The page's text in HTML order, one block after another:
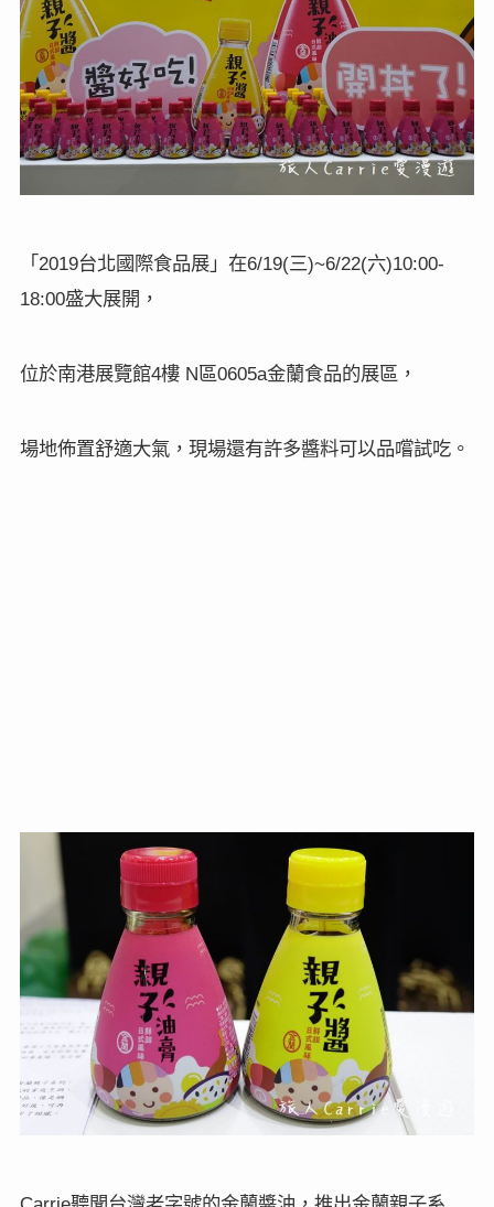
「2019台北國際食品展」在6/19(三)~6/22(六)10:00-
18:00盛大展開，
位於南港展覽館4樓N區0605a金蘭食品的展區，
場地佈置舒適大氣，現場還有許多醬料可以品嚐試吃。